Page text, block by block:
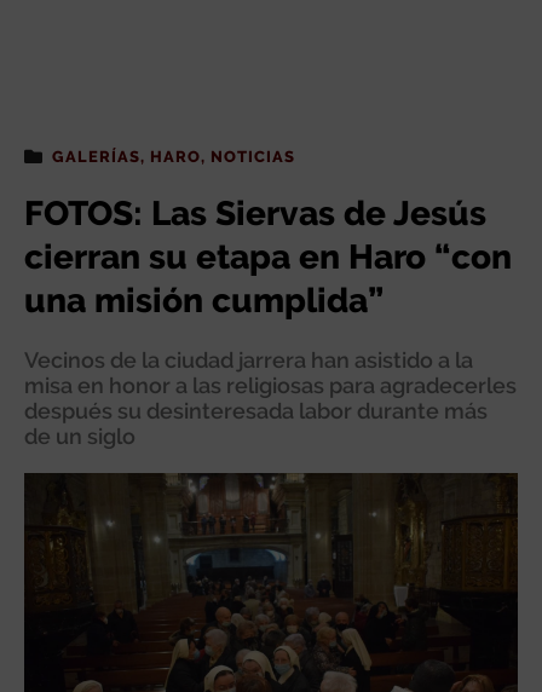
GALERÍAS, HARO, NOTICIAS
FOTOS: Las Siervas de Jesús
cierran su etapa en Haro “con
una misión cumplida”
Vecinos de la ciudad jarrera han asistido a la
misa en honor a las religiosas para agradecerles
después su desinteresada labor durante más
de un siglo